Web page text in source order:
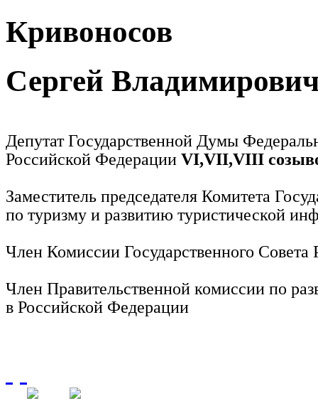
Кривоносов
Сергей
Депутат Государственной Думы
Российской Федерации VI,VII,VIII
Заместитель председателя Комитета
по туризму и развитию туристической
Член Комиссии Государственного
Член Правительственной комиссии по
в Российской Федерации